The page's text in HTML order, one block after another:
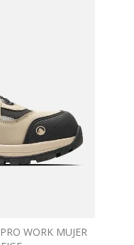
WORK MUJER